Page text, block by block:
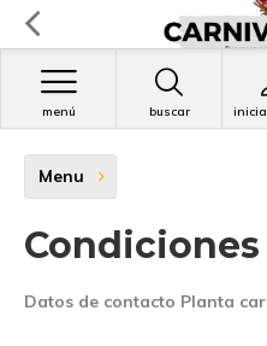
buscar
menú
Menu
Datos de contacto Planta